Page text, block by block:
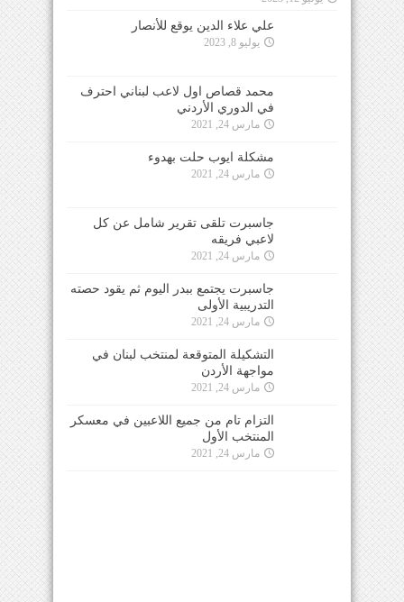
علي علاء الدين يوقع للأنصار
يوليو 8, 2023
محمد قصاص اول لاعب لبناني احترف
في الدوري الأردني
مارس 24, 2021
مشكلة ايوب حلت بهدوء
مارس 24, 2021
جاسبرت تلقى تقرير شامل عن كل
لاعبي فريقه
مارس 24, 2021
جاسبرت يجتمع ببدر اليوم ثم يقود حصته
التدريبية الأولى
مارس 24, 2021
التشكيلة المتوقعة لمنتخب لبنان في
مواجهة الأردن
مارس 24, 2021
التزام تام من جميع اللاعبين في معسكر
المنتخب الأول
مارس 24, 2021